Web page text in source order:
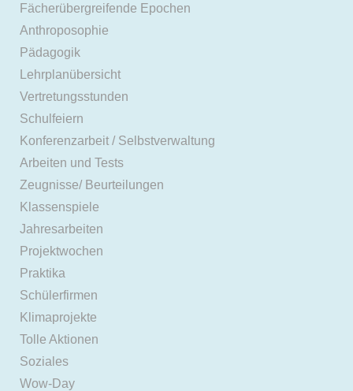
Fächerübergreifende Epochen
Anthroposophie
Pädagogik
Lehrplanübersicht
Vertretungsstunden
Schulfeiern
Konferenzarbeit / Selbstverwaltung
Arbeiten und Tests
Zeugnisse/ Beurteilungen
Klassenspiele
Jahresarbeiten
Projektwochen
Praktika
Schülerfirmen
Klimaprojekte
Tolle Aktionen
Soziales
Wow-Day